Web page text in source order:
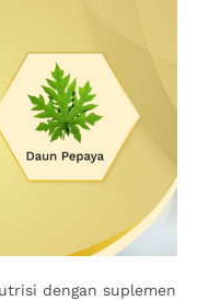
dengan suplemen